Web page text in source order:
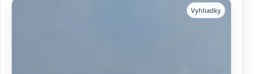
Vyhliadky